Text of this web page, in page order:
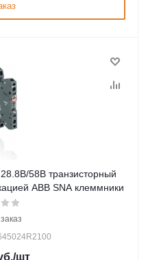
58В транзисторный
ABB SNA клеммники
/шт